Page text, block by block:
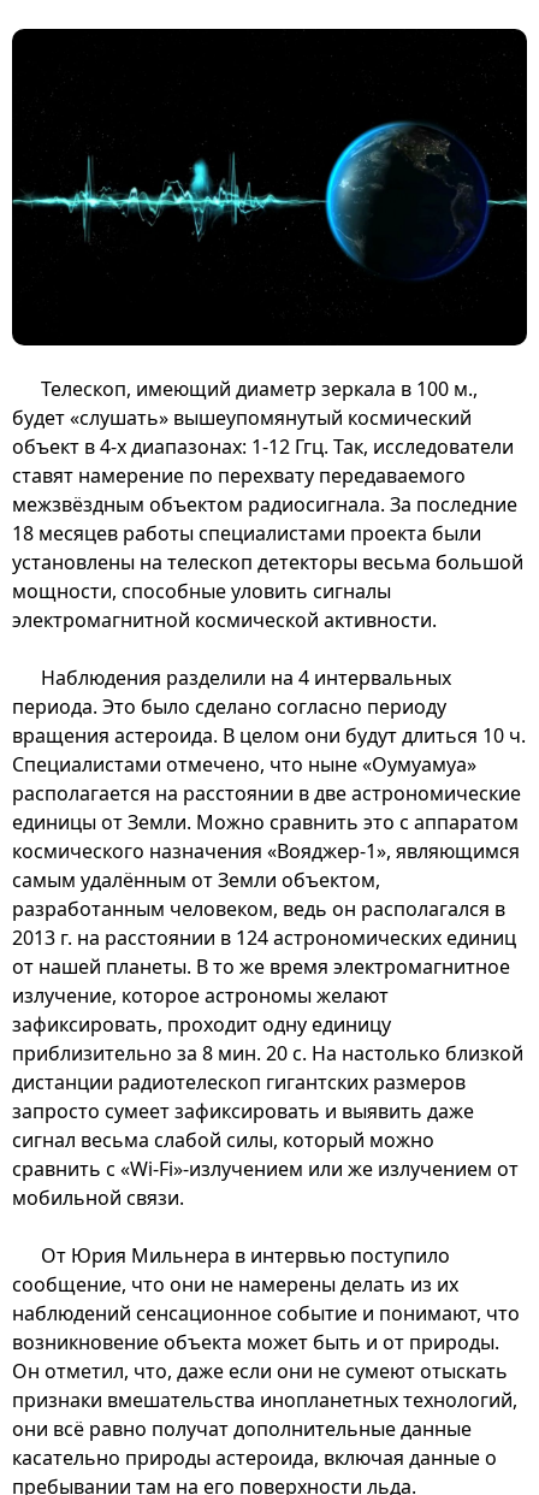
Телескоп, имеющий диаметр зеркала в 100 м.,
будет «слушать» вышеупомянутый космический
объект в 4-х диапазонах: 1-12 Ггц. Так, исследователи
ставят намерение по перехвату передаваемого
межзвёздным объектом радиосигнала. За последние
18 месяцев работы специалистами проекта были
установлены на телескоп детекторы весьма большой
мощности, способные уловить сигналы
электромагнитной космической активности.
Наблюдения разделили на 4 интервальных
периода. Это было сделано согласно периоду
вращения астероида. В целом они будут длиться 10 ч.
Специалистами отмечено, что ныне «Оумуамуа»
располагается на расстоянии в две астрономические
единицы от Земли. Можно сравнить это с аппаратом
космического назначения «Вояджер-1», являющимся
самым удалённым от Земли объектом,
разработанным человеком, ведь он располагался в
2013 г. на расстоянии в 124 астрономических единиц
от нашей планеты. В то же время электромагнитное
излучение, которое астрономы желают
зафиксировать, проходит одну единицу
приблизительно за 8 мин. 20 с. На настолько близкой
дистанции радиотелескоп гигантских размеров
запросто сумеет зафиксировать и выявить даже
сигнал весьма слабой силы, который можно
сравнить с «Wi-Fi»-излучением или же излучением от
мобильной связи.
От Юрия Мильнера в интервью поступило
сообщение, что они не намерены делать из их
наблюдений сенсационное событие и понимают, что
возникновение объекта может быть и от природы.
Он отметил, что, даже если они не сумеют отыскать
признаки вмешательства инопланетных технологий,
они всё равно получат дополнительные данные
касательно природы астероида, включая данные о
пребывании там на его поверхности льда.